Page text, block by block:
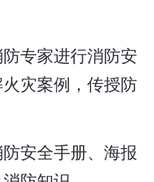
防专家进行消防安
灾案例，传授防
安全手册、海报